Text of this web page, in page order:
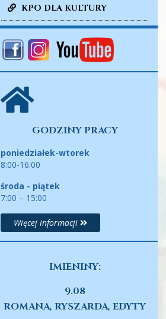
KPO DLA KULTURY
GODZINY PRACY
poniedziałek-wtorek
8:00-16:00
środa - piątek
7:00 – 15:00
Więcej informacji
IMIENINY:
9.08
ROMANA, RYSZARDA, EDYTY